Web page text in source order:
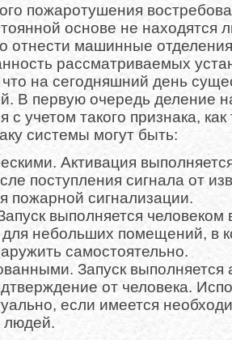
пожаротушения
основе не находятся
отнести машинные
рассматриваемых
что на сегодняшний день
В первую очередь деление
с учетом такого признака,
системы могут быть:
Активация
поступления сигнала от
пожарной сигнализации.
выполняется
для небольших помещений, в
самостоятельно.
Запуск выполняется
от человека.
если имеется
людей.